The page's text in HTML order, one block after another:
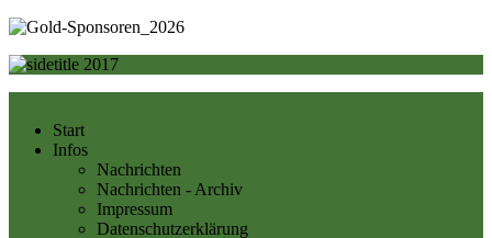
Start
Infos
Nachrichten
Nachrichten - Archiv
Impressum
Datenschutzerklärung